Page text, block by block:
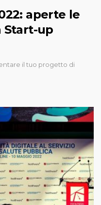
aperte le
Start-up
il tuo progetto di